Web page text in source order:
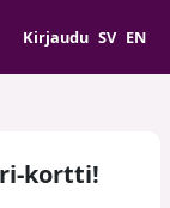
Kirjaudu SV EN
kortti!